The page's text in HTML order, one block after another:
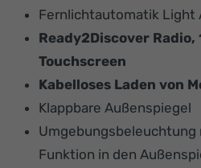
Fernlichtautomatik Light
Ready2Discover Radio,
Touchscreen
Kabelloses Laden von
Klappbare Außenspiegel
Funktion in den